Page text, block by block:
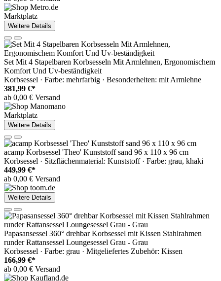
Marktplatz
Weitere Details
Set Mit 4 Stapelbaren Korbsesseln Mit Armlehnen, Ergonomischem
Komfort Und Uv-beständigkeit
Korbsessel · Farbe: mehrfarbig · Besonderheiten: mit Armlehne
381,99 €*
ab 0,00 € Versand
Marktplatz
Weitere Details
acamp Korbsessel 'Theo' Kunststoff sand 96 x 110 x 96 cm
Korbsessel · Sitzflächenmaterial: Kunststoff · Farbe: grau, khaki
449,99 €*
ab 0,00 € Versand
Weitere Details
Papasansessel 360° drehbar Korbsessel mit Kissen Stahlrahmen
runder Rattansessel Loungesessel Grau - Grau
Korbsessel · Farbe: grau · Mitgeliefertes Zubehör: Kissen
166,99 €*
ab 0,00 € Versand